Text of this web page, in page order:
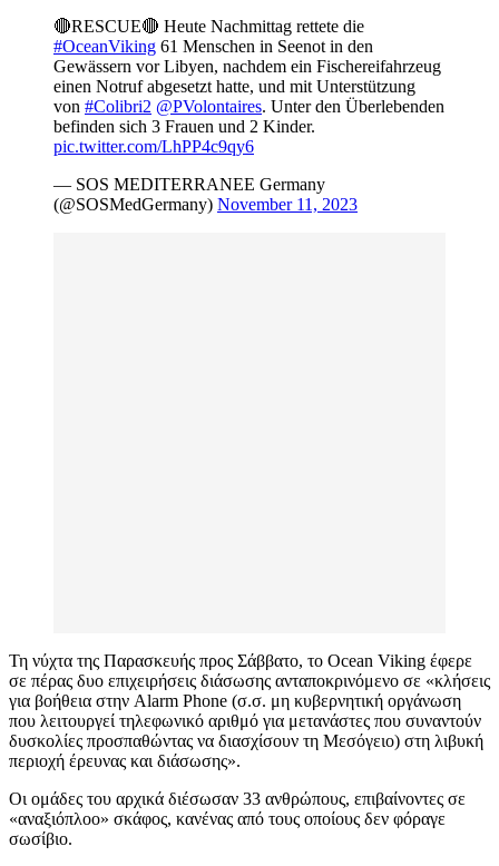
🔴RESCUE🔴 Heute Nachmittag rettete die
#OceanViking 61 Menschen in Seenot in den
Gewässern vor Libyen, nachdem ein Fischereifahrzeug
einen Notruf abgesetzt hatte, und mit Unterstützung
von #Colibri2 @PVolontaires. Unter den Überlebenden
befinden sich 3 Frauen und 2 Kinder.
pic.twitter.com/LhPP4c9qy6
— SOS MEDITERRANEE Germany
(@SOSMedGermany) November 11, 2023
Τη νύχτα της Παρασκευής προς Σάββατο, το Ocean Viking έφερε
σε πέρας δυο επιχειρήσεις διάσωσης ανταποκρινόμενο σε «κλήσεις
για βοήθεια στην Alarm Phone (σ.σ. μη κυβερνητική οργάνωση
που λειτουργεί τηλεφωνικό αριθμό για μετανάστες που συναντούν
δυσκολίες προσπαθώντας να διασχίσουν τη Μεσόγειο) στη λιβυκή
περιοχή έρευνας και διάσωσης».
Οι ομάδες του αρχικά διέσωσαν 33 ανθρώπους, επιβαίνοντες σε
«αναξιόπλοο» σκάφος, κανένας από τους οποίους δεν φόραγε
σωσίβιο.